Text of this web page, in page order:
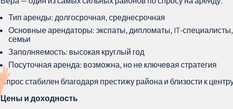
Тип аренды: долгосрочная, среднесрочная
Основные арендаторы: экспаты, дипломаты,
семьи
Заполняемость: высокая круглый год
Посуточная аренда: возможна, но не ключевая стратегия
Спрос стабилен благодаря престижу района и близости к
Цены и доходность